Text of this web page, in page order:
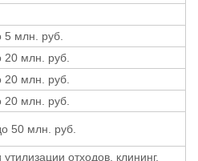
5 млн. руб.
20 млн. руб.
20 млн. руб.
20 млн. руб.
50 млн. руб.
отходов, клининг,